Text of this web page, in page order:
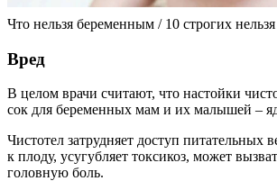
Что нельзя беременным / 10 строгих
Вред
В целом врачи считают, что настойки
сок для беременных мам и их малышей –
Чистотел затрудняет доступ питательных
к плоду, усугубляет токсикоз, может
головную боль.